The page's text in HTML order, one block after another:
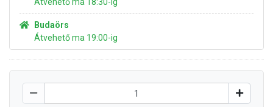
Budaörs
Átvehető ma 19:00-ig